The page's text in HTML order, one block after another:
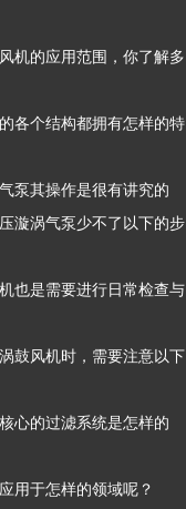
机的应用范围，你了解多
各个结构都拥有怎样的特
泵其操作是很有讲究的
漩涡气泵少不了以下的步
也是需要进行日常检查与
鼓风机时，需要注意以下
心的过滤系统是怎样的
用于怎样的领域呢？